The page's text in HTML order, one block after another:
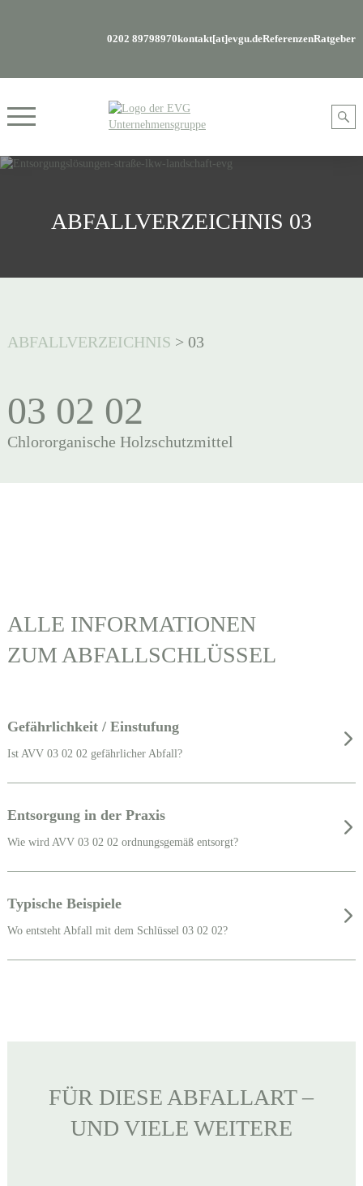
0202 89798970kontakt[at]evgu.deReferenzenRatgeber
ABFALLVERZEICHNIS 03
ABFALLVERZEICHNIS > 03
03 02 02
Chlororganische Holzschutzmittel
ALLE INFORMATIONEN
ZUM ABFALLSCHLÜSSEL
Gefährlichkeit / Einstufung
Ist AVV 03 02 02 gefährlicher Abfall?
Entsorgung in der Praxis
Wie wird AVV 03 02 02 ordnungsgemäß entsorgt?
Typische Beispiele
Wo entsteht Abfall mit dem Schlüssel 03 02 02?
FÜR DIESE ABFALLART –
UND VIELE WEITERE